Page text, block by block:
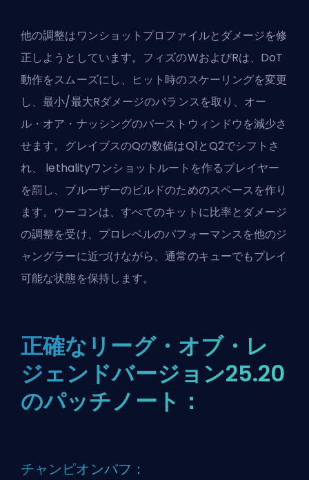
他の調整はワンショットプロファイルとダメージを修
正しようとしています。フィズのWおよびRは、DoT
動作をスムーズにし、ヒット時のスケーリングを変更
し、最小/最大Rダメージのバランスを取り、オー
ル・オア・ナッシングのバーストウィンドウを減少さ
せます。グレイブスのQの数値はQ1とQ2でシフトさ
れ、 lethalityワンショットルートを作るプレイヤー
を罰し、ブルーザーのビルドのためのスペースを作り
ます。ウーコンは、すべてのキットに比率とダメージ
の調整を受け、プロレベルのパフォーマンスを他のジ
ャングラーに近づけながら、通常のキューでもプレイ
可能な状態を保持します。
正確なリーグ・オブ・レ
ジェンドバージョン25.20
のパッチノート：
チャンピオンバフ：